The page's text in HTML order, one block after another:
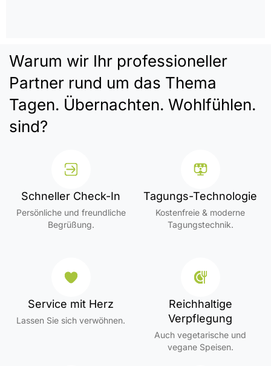
Warum wir Ihr professioneller
Partner rund um das Thema
Tagen. Übernachten. Wohlfühlen.
sind?
Schneller Check-In
Persönliche und freundliche
Begrüßung.
Tagungs-Technologie
Kostenfreie & moderne
Tagungstechnik.
Service mit Herz
Lassen Sie sich verwöhnen.
Reichhaltige
Verpflegung
Auch vegetarische und
vegane Speisen.